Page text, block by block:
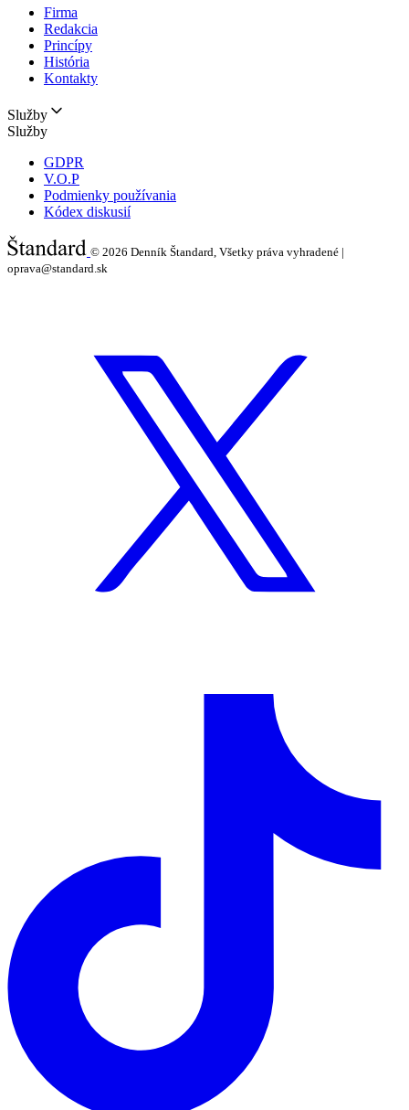
Firma
Redakcia
Princípy
História
Kontakty
Služby
Služby
GDPR
V.O.P
Podmienky používania
Kódex diskusií
© 2026 Denník Štandard, Všetky práva vyhradené |
oprava@standard.sk